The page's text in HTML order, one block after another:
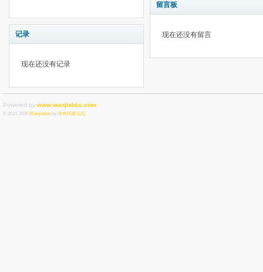
记录
现在还没有记录
留言板
现在还没有留言
Powered by www.wanjiabbs.com
© 2014-2026 Wanjiabbs by 传奇玩家论坛